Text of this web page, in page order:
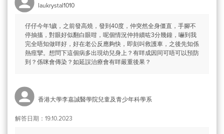
laukrystal1010
仔仔今年1歲，之前發高燒，發到40度，仲突然全身僵直，手腳不
停抽搐，對眼好似翻白眼咁，呢個情況仲持續咗3分幾鐘，嚇到我
完全唔知做咩好，好在老公反應夠快，即刻叫救護車，之後先知係
熱痙攣。想問下這個病多出現幼兒身上？有咩成因同可唔可以預防
到？係咪會傳染？如延誤治療會有咩嚴重後果？
香港大學李嘉誠醫學院兒童及青少年科學系
解答日期：19.10.2023